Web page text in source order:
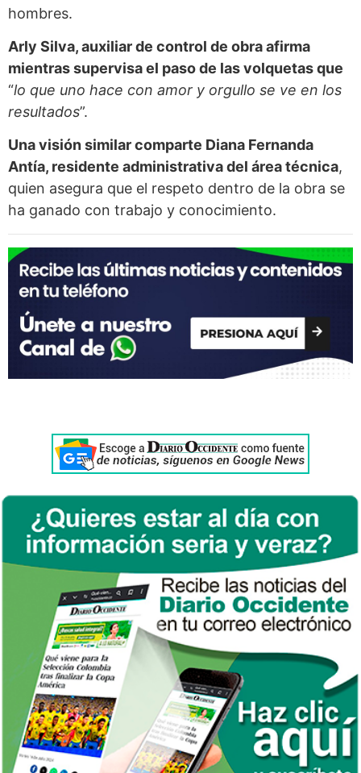
hombres.
Arly Silva, auxiliar de control de obra afirma
mientras supervisa el paso de las volquetas que
“lo que uno hace con amor y orgullo se ve en los
resultados”.
Una visión similar comparte Diana Fernanda
Antía, residente administrativa del área técnica,
quien asegura que el respeto dentro de la obra se
ha ganado con trabajo y conocimiento.